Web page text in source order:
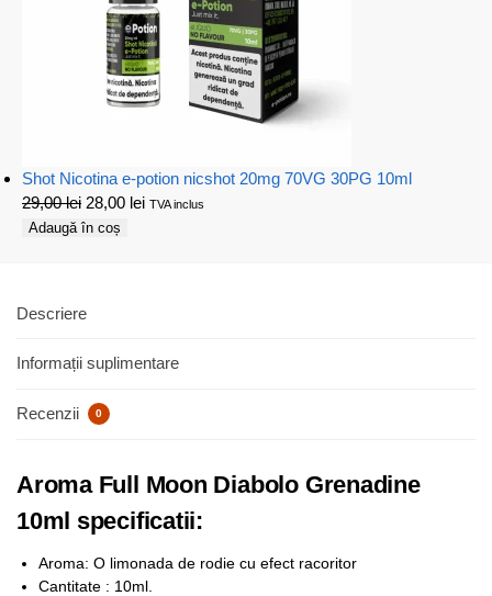
Shot Nicotina e-potion nicshot 20mg 70VG 30PG 10ml
29,00lei 28,00 lei TVA inclus
Adaugă în coș
Descriere
Informații suplimentare
Recenzii 0
Aroma Full Moon Diabolo Grenadine
10ml specificatii:
Aroma: O limonada de rodie cu efect racoritor
Cantitate : 10ml.